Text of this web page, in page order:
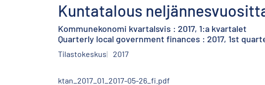
Kuntatalous
Kommunekonomi kvartalsvis : 2017, 1:a kvartalet
Quarterly local government finances : 2017, 1st
Tilastokeskus 2017
ktan_2017_01_2017-05-26_fi.pdf